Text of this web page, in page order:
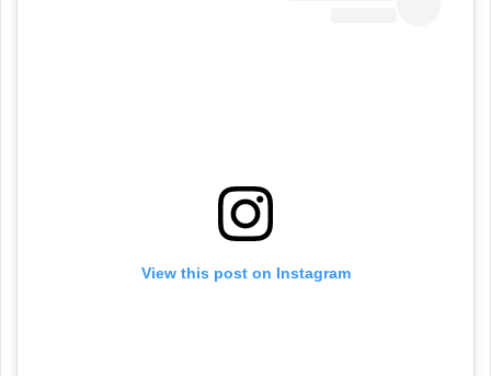
View this post on Instagram